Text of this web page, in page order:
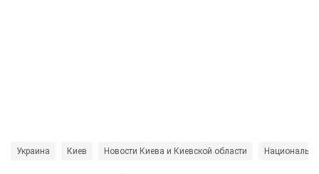
Украина Киев Новости Киева и Киевской области